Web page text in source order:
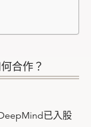
合作？
已入股